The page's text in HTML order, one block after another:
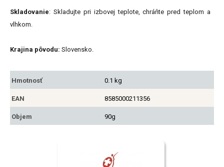
Skladovanie: Skladujte pri izbovej teplote, chráňte pred teplom a
vlhkom.
Krajina pôvodu: Slovensko.
Hmotnosť 0.1 kg
EAN 8585000211356
Objem 90g